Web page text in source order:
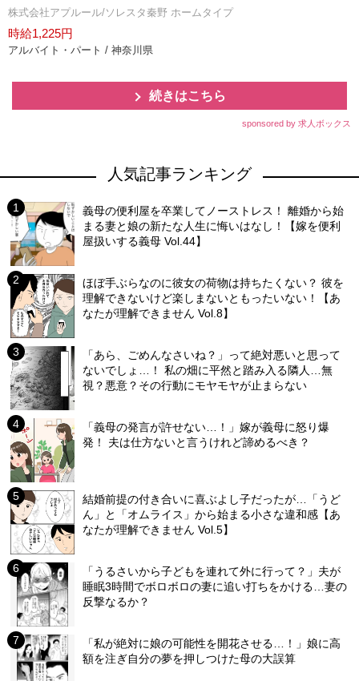
株式会社アプルール/ソレスタ秦野 ホームタイプ
時給1,225円
アルバイト・パート / 神奈川県
続きはこちら
sponsored by 求人ボックス
人気記事ランキング
義母の便利屋を卒業してノーストレス！ 離婚から始
まる妻と娘の新たな人生に悔いはなし！【嫁を便利
屋扱いする義母 Vol.44】
ほぼ手ぶらなのに彼女の荷物は持ちたくない？ 彼を
理解できないけど楽しまないともったいない！【あ
なたが理解できません Vol.8】
「あら、ごめんなさいね？」って絶対悪いと思って
ないでしょ…！ 私の畑に平然と踏み入る隣人…無
視？悪意？その行動にモヤモヤが止まらない
「義母の発言が許せない…！」嫁が義母に怒り爆
発！ 夫は仕方ないと言うけれど諦めるべき？
結婚前提の付き合いに喜ぶよし子だったが…「うど
ん」と「オムライス」から始まる小さな違和感【あ
なたが理解できません Vol.5】
「うるさいから子どもを連れて外に行って？」夫が
睡眠3時間でボロボロの妻に追い打ちをかける…妻の
反撃なるか？
「私が絶対に娘の可能性を開花させる…！」娘に高
額を注ぎ自分の夢を押しつけた母の大誤算